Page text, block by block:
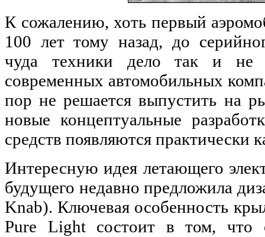
К сожалению, хоть первый
100 лет тому назад, до
чуда техники дело так и
современных автомобильных
пор не решается выпустить на
новые концептуальные
средств появляются практически
Интересную идея летающего
будущего недавно предложила
Knab). Ключевая особенность
Pure Light состоит в том, что